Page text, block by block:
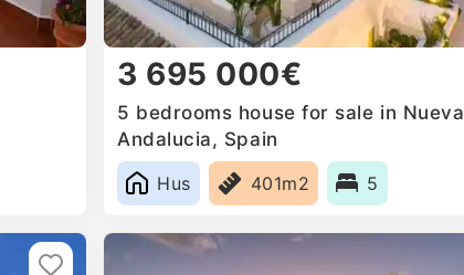
3 695 000€
5 bedrooms house for sale in Nueva
Andalucia, Spain
Hus
401m2 5